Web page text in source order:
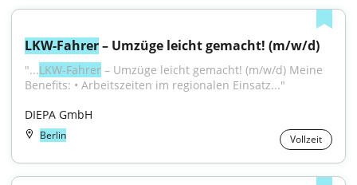
LKW-Fahrer – Umzüge leicht gemacht! (m/w/d)
"...LKW-Fahrer – Umzüge leicht gemacht! (m/w/d) Meine
Benefits: • Arbeitszeiten im regionalen Einsatz..."
DIEPA GmbH
Berlin Vollzeit